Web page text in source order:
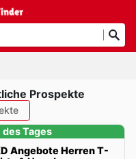
Prospekte
Tages
Angebote Herren T-